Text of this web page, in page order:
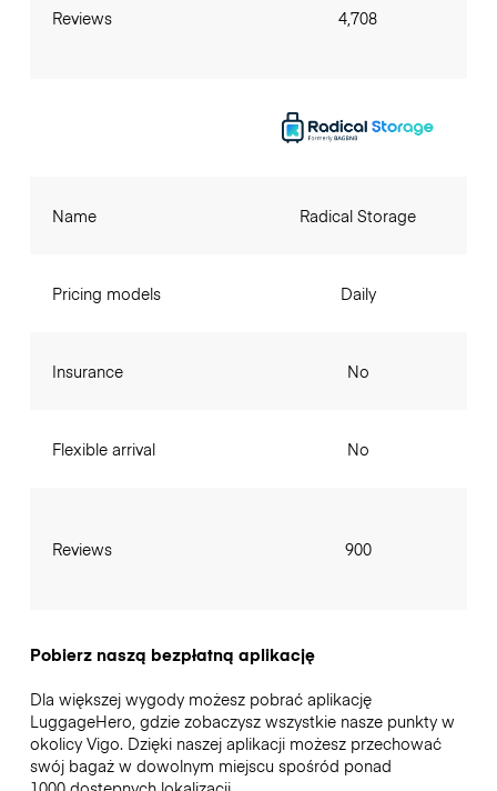
Reviews 4,708
Name
Pricing models
Insurance
Flexible arrival
Reviews
Radical Storage
Daily
No
No
900
Pobierz naszą bezpłatną aplikację
Dla większej wygody możesz pobrać aplikację
LuggageHero, gdzie zobaczysz wszystkie nasze punkty w
okolicy Vigo. Dzięki naszej aplikacji możesz przechować
swój bagaż w dowolnym miejscu spośród ponad